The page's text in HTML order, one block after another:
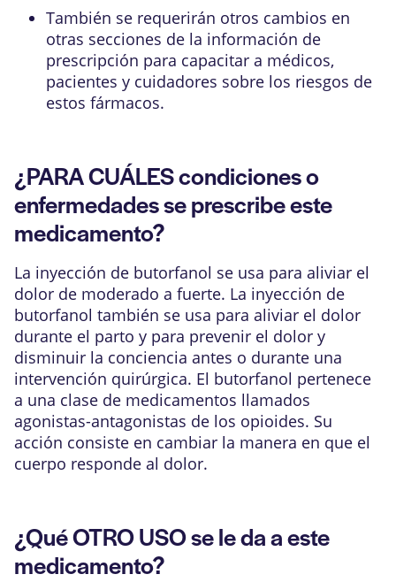
También se requerirán otros cambios en
otras secciones de la información de
prescripción para capacitar a médicos,
pacientes y cuidadores sobre los riesgos de
estos fármacos.
¿PARA CUÁLES condiciones o
enfermedades se prescribe este
medicamento?
La inyección de butorfanol se usa para aliviar el
dolor de moderado a fuerte. La inyección de
butorfanol también se usa para aliviar el dolor
durante el parto y para prevenir el dolor y
disminuir la conciencia antes o durante una
intervención quirúrgica. El butorfanol pertenece
a una clase de medicamentos llamados
agonistas-antagonistas de los opioides. Su
acción consiste en cambiar la manera en que el
cuerpo responde al dolor.
¿Qué OTRO USO se le da a este
medicamento?